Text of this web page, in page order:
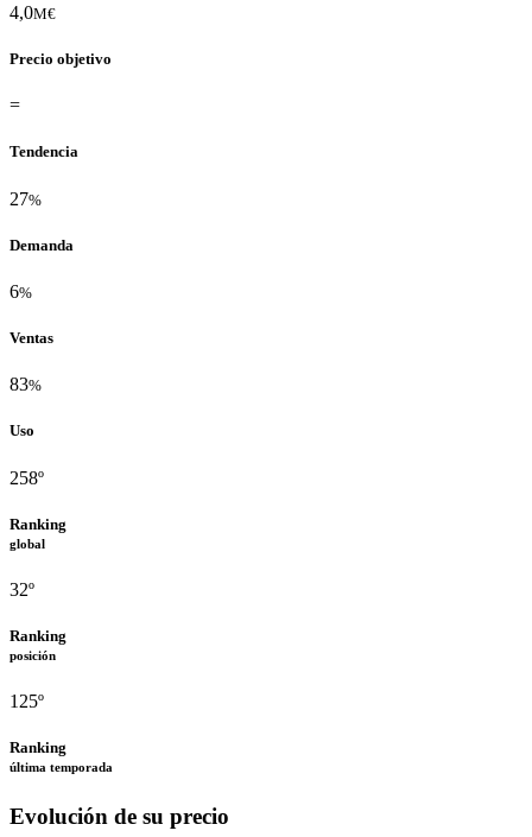
4,0M€
Precio objetivo
=
Tendencia
27%
Demanda
6%
Ventas
83%
Uso
258º
Ranking
global
32º
Ranking
posición
125º
Ranking
última temporada
Evolución de su precio